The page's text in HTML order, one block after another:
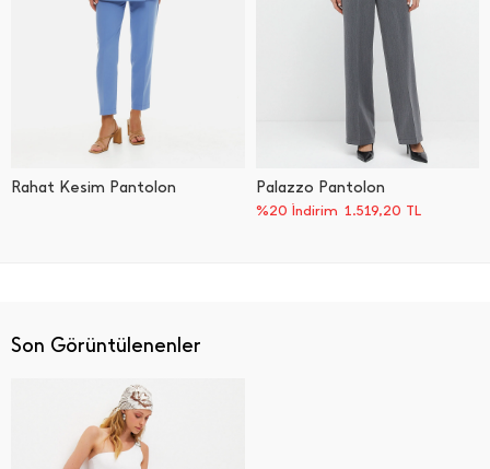
Rahat Kesim Pantolon Palazzo Pantolon
%20 İndirim 1.519,20 TL
Son Görüntülenenler